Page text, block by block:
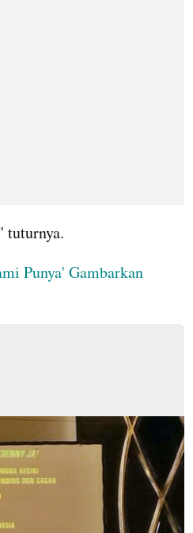
tuturnya.
Punya' Gambarkan